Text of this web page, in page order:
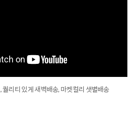
퀄리티 있게 새벽배송, 마켓컬리 샛별배송